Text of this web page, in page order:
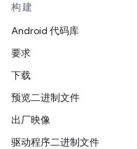
构建
Android 代码库
要求
下载
预览二进制文件
出厂映像
驱动程序二进制文件